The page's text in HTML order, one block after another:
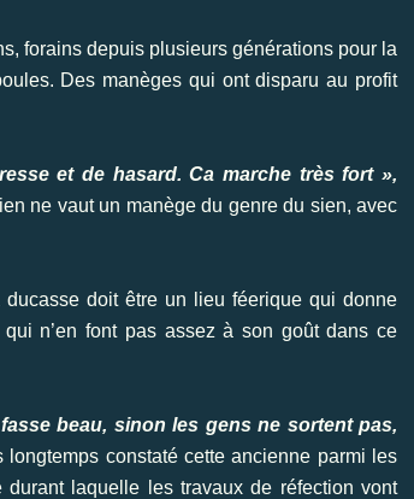
forains depuis plusieurs générations pour la
Des manèges qui ont disparu au profit
et de hasard. Ca marche très fort »,
ne vaut un manège du genre du sien, avec
doit être un lieu féerique qui donne
n’en font pas assez à son goût dans ce
beau, sinon les gens ne sortent pas,
longtemps constaté cette ancienne parmi les
laquelle les travaux de réfection vont